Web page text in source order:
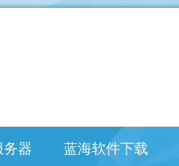
务器 蓝海软件下载